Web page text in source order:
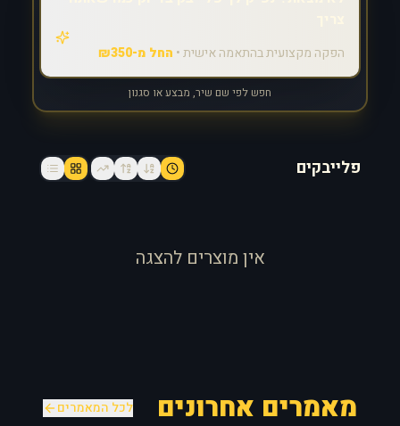
הפקה מקצועית בהתאמה אישית • החל מ-₪350
חפש לפי שם שיר, מבצע או סגנון
פלייבקים
אין מוצרים להצגה
מאמרים אחרונים לכל המאמרים